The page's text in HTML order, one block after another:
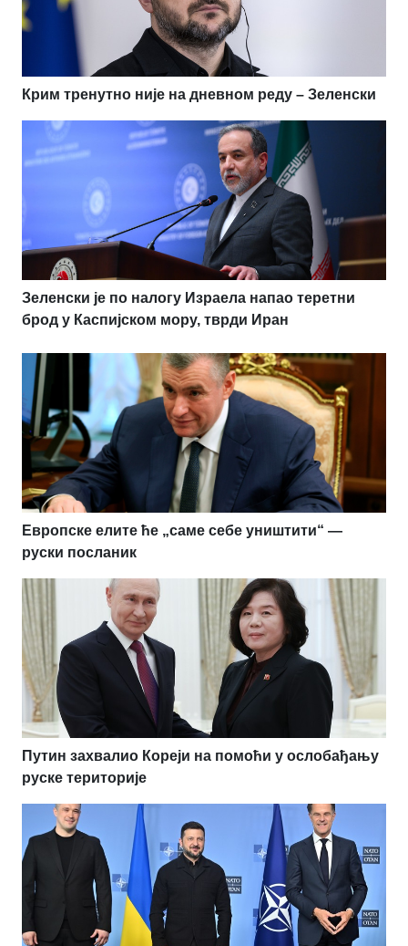
Крим тренутно није на дневном реду – Зеленски
Зеленски је по налогу Израела напао теретни
брод у Каспијском мору, тврди Иран
Европске елите ће „саме себе уништити“ —
руски посланик
Путин захвалио Кореји на помоћи у ослобађању
руске територије